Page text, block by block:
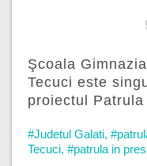
Şcoala
Tecuci este
proiectul
#Judetul Galati,
Tecuci, #patrula in